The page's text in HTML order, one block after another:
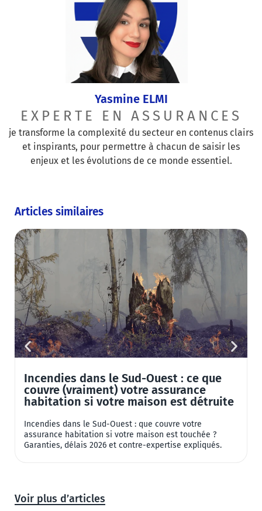
Yasmine ELMI
EXPERTE EN ASSURANCES
je transforme la complexité du secteur en contenus clairs
et inspirants, pour permettre à chacun de saisir les
enjeux et les évolutions de ce monde essentiel.
Articles similaires
Incendies dans le Sud-Ouest : ce que
couvre (vraiment) votre assurance
habitation si votre maison est détruite
Incendies dans le Sud-Ouest : que couvre votre
assurance habitation si votre maison est touchée ?
Garanties, délais 2026 et contre-expertise expliqués.
Voir plus d’articles